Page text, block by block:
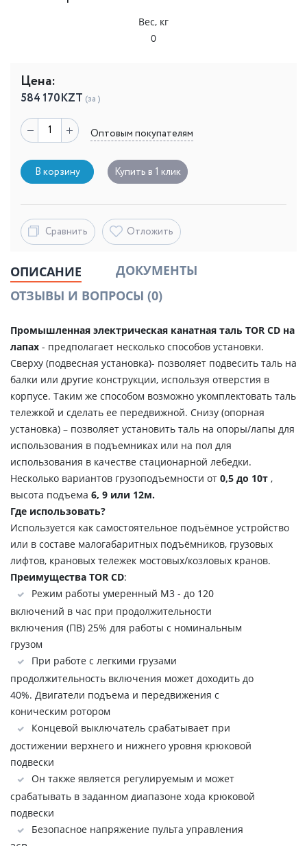
Вес, кг
0
Цена:
584 170KZT (за )
Оптовым покупателям
В корзину Купить в 1 клик
Сравнить Отложить
ОПИСАНИЕ
ДОКУМЕНТЫ
ОТЗЫВЫ И ВОПРОСЫ (0)
Промышленная электрическая канатная таль TOR CD на
лапах - предполагает несколько способов установки.
Сверху (подвесная установка)- позволяет подвесить таль на
балки или другие конструкции, используя отверстия в
корпусе. Таким же способом возможно укомплектовать таль
тележкой и сделать ее передвижной. Снизу (опорная
установка) – позволяет установить таль на опоры/лапы для
использования в подъемниках или на пол для
использования в качестве стационарной лебедки.
Несколько вариантов грузоподъемности от 0,5 до 10т ,
высота подъема 6, 9 или 12м.
Где использовать?
Используется как самостоятельное подъёмное устройство
или в составе малогабаритных подъёмников, грузовых
лифтов, крановых тележек мостовых/козловых кранов.
Преимущества TOR CD:
Режим работы умеренный М3 - до 120
включений в час при продолжительности
включения (ПВ) 25% для работы с номинальным
грузом
При работе с легкими грузами
продолжительность включения может доходить до
40%. Двигатели подъема и передвижения с
коническим ротором
Концевой выключатель срабатывает при
достижении верхнего и нижнего уровня крюковой
подвески
Он также является регулируемым и может
срабатывать в заданном диапазоне хода крюковой
подвески
Безопасное напряжение пульта управления